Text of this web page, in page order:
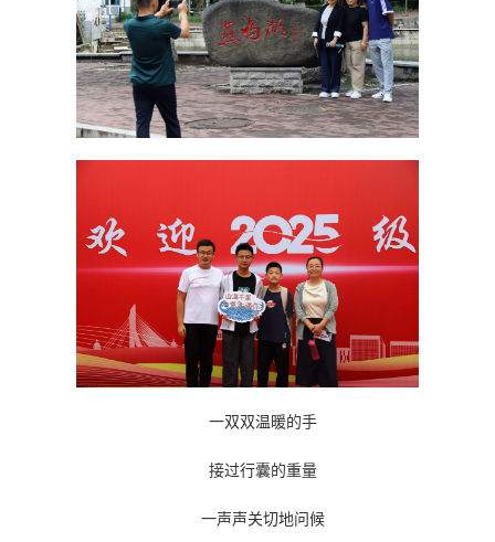
一双双温暖的手
接过行囊的重量
一声声关切地问候